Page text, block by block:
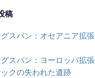
稿
スパン：オセアニア拡張
スパン：ヨーロッパ拡張
クの失われた遺跡